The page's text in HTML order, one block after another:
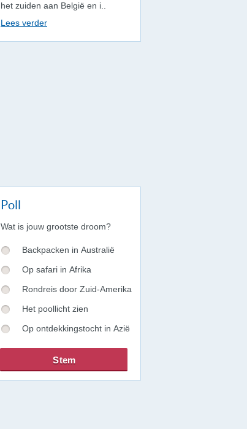
het zuiden aan België en i..
Lees verder
Poll
Wat is jouw grootste droom?
Backpacken in Australië
Op safari in Afrika
Rondreis door Zuid-Amerika
Het poollicht zien
Op ontdekkingstocht in Azië